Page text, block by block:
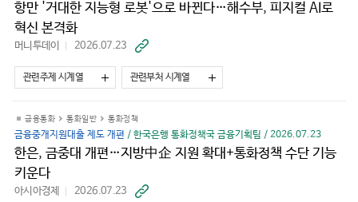
항만 '거대한 지능형 로봇'으로 바뀐다…해수부, 피지컬 AI로
혁신 본격화
머니투데이 2026.07.23
바
가
기
관련주제 시계열 관련부처 시계열
금융통화 통화일반 통화정책
금융중개지원대출 제도 개편 / 한국은행 통화정책국 금융기획팀 / 2026.07.23
한은, 금중대 개편…지방中企 지원 확대+통화정책 수단 기능
키운다
아시아경제 2026.07.23
바